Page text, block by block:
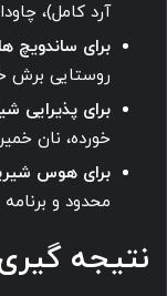
آرد کامل)،
برای ساندویچ
روستایی برش
برای پذیرایی
خورده، نان
برای هوس
محدود و
نتیجه